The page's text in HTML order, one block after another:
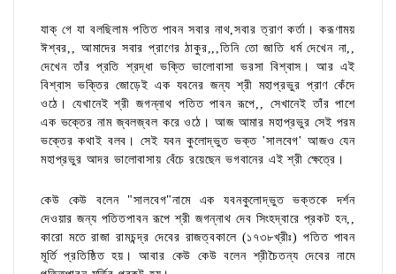
যাক্ গে যা বলছিলাম পতিত পাবন সবার নাথ,সবার ত্রাণ কর্তা। করূণাময়
ঈশ্বর,, আমাদের সবার প্রাণের ঠাকুর,,,তিনি তো জাতি ধর্ম দেখেন না,,
দেখেন তাঁর প্রতি শ্রদ্ধা ভক্তি ভালোবাসা ভরসা বিশ্বাস। আর এই
বিশ্বাস ভক্তির জোড়েই এক যবনের জন্য শ্রী মহাপ্রভুর প্রাণ কেঁদে
ওঠে। যেখানেই শ্রী জগন্নাথ পতিত পাবন রূপে,, সেখানেই তাঁর পাশে
এক ভক্তের নাম জ্বলজ্বল করে ওঠে। আজ আমার মহাপ্রভুর সেই পরম
ভক্তের কথাই বলব। সেই যবন কুলোদ্ভুত ভক্ত 'সালবেগ' আজও যেন
মহাপ্রভুর আদর ভালোবাসায় বেঁচে রয়েছেন ভগবানের এই শ্রী ক্ষেত্রে।
কেউ কেউ বলেন "সালবেগ"নামে এক যবনকুলোদ্ভুত ভক্তকে দর্শন
দেওয়ার জন্য পতিতপাবন রূপে শ্রী জগন্নাথ দেব সিংহদ্বারে প্রকট হন,,
কারো মতে রাজা রামচন্দ্র দেবের রাজত্বকালে (১৭৩৮খ্রীঃ) পতিত পাবন
মূর্তি প্রতিষ্ঠিত হয়। আবার কেউ কেউ বলেন শ্রীচৈতন্য দেবের নামে